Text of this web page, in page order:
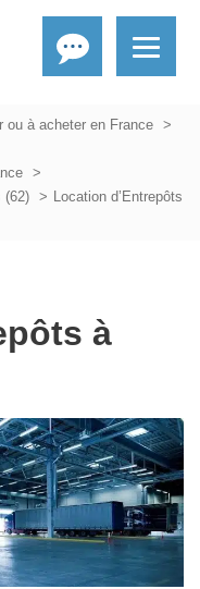
ou à acheter en France
(62)
Location d’Entrepôts
à